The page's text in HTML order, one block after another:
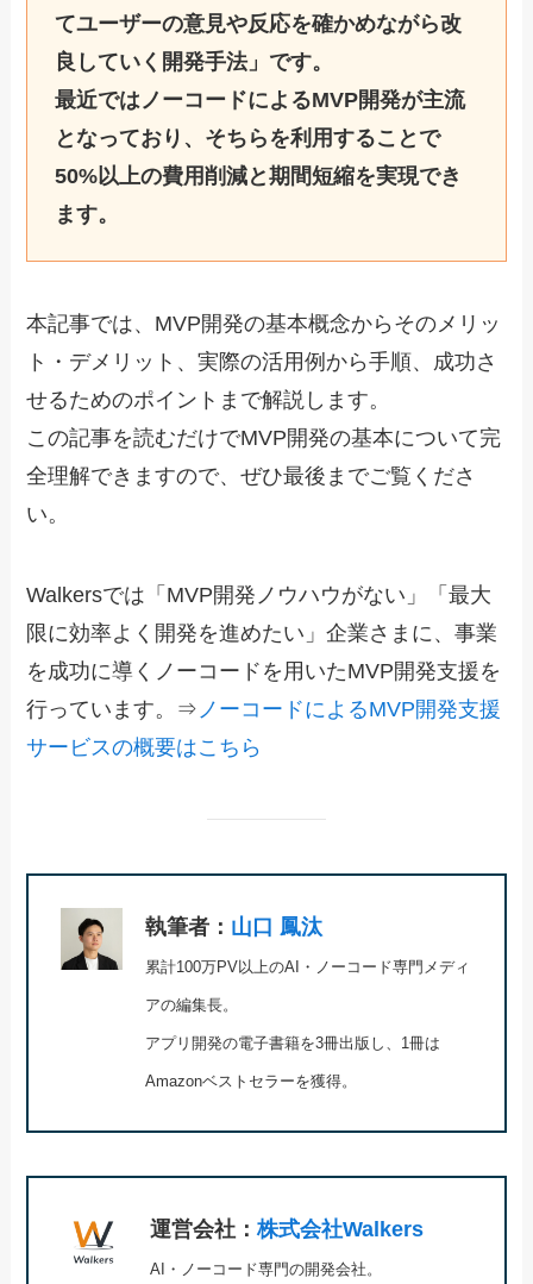
てユーザーの意見や反応を確かめながら改
良していく開発手法」 です。
最近ではノーコードによるMVP開発が主流
となっており、そちらを利用することで
50%以上の費用削減と期間短縮を実現でき
ます。
本記事では、MVP開発の基本概念からそのメリッ
ト・デメリット、実際の活用例から手順、成功さ
せるためのポイントまで解説します。
この記事を読むだけでMVP開発の基本について完
全理解できますので、ぜひ最後までご覧くださ
い。
Walkersでは「MVP開発ノウハウがない」「最大
限に効率よく開発を進めたい」企業さまに、事業
を成功に導くノーコードを用いたMVP開発支援を
行っています。⇒ ノーコードによるMVP開発支援
サービスの概要はこちら
執筆者： 山口 鳳汰
累計100万PV以上のAI・ノーコード専門メディ
アの編集長。
アプリ開発の電子書籍を3冊出版し、1冊は
Amazonベストセラーを獲得。
運営会社：株式会社Walkers
AI・ノーコード専門の開発会社。